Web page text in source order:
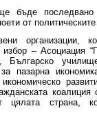
бъде последвано
от
организации,
– Асоциация
Българско
пазарна
коалиция
страна,